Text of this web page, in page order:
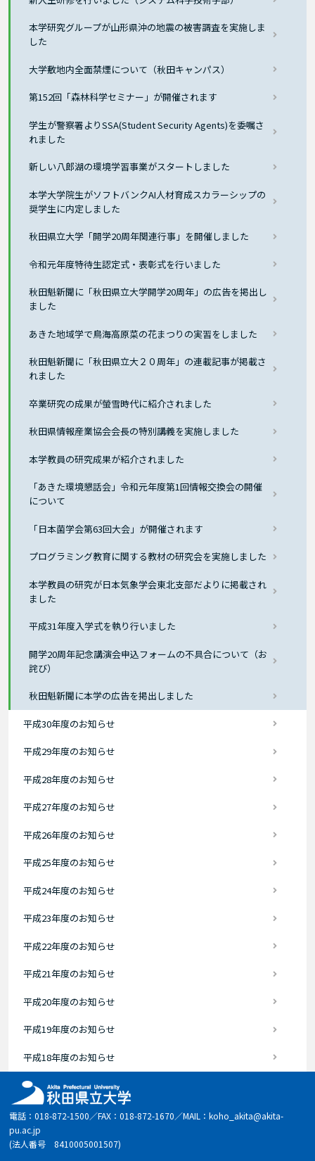
本学研究グループが山形県沖の地震の被害調査を実施しま
した
大学敷地内全面禁煙について（秋田キャンパス）
第152回「森林科学セミナー」が開催されます
学生が警察署よりSSA(Student Security Agents)を委嘱さ
れました
新しい八郎湖の環境学習事業がスタートしました
本学大学院生がソフトバンクAI人材育成スカラーシップの
奨学生に内定しました
秋田県立大学「開学20周年関連行事」を開催しました
令和元年度特待生認定式・表彰式を行いました
秋田魁新聞に「秋田県立大学開学20周年」の広告を掲出し
ました
あきた地域学で鳥海高原菜の花まつりの実習をしました
秋田魁新聞に「秋田県立大２０周年」の連載記事が掲載さ
れました
卒業研究の成果が螢雪時代に紹介されました
秋田県情報産業協会会長の特別講義を実施しました
本学教員の研究成果が紹介されました
「あきた環境懇話会」令和元年度第1回情報交換会の開催
について
「日本菌学会第63回大会」が開催されます
プログラミング教育に関する教材の研究会を実施しました
本学教員の研究が日本気象学会東北支部だよりに掲載され
ました
平成31年度入学式を執り行いました
開学20周年記念講演会申込フォームの不具合について（お
詫び）
秋田魁新聞に本学の広告を掲出しました
平成30年度のお知らせ
平成29年度のお知らせ
平成28年度のお知らせ
平成27年度のお知らせ
平成26年度のお知らせ
平成25年度のお知らせ
平成24年度のお知らせ
平成23年度のお知らせ
平成22年度のお知らせ
平成21年度のお知らせ
平成20年度のお知らせ
平成19年度のお知らせ
平成18年度のお知らせ
電話：018-872-1500／FAX：018-872-1670／MAIL：koho_akita@akita-
pu.ac.jp
(法人番号 8410005001507)